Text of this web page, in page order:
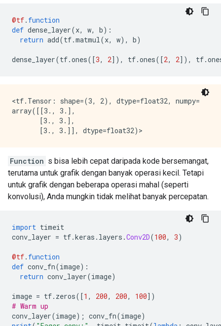
@tf. function
def dense_layer(x, w, b):
return add(tf.matmul(x, w), b)
dense_layer(tf.ones([3, 2]), tf.ones([2, 2]), tf.
<tf.Tensor: shape=(3, 2), dtype=float32, numpy=
array([[3., 3.],
       [3., 3.],
Function s bisa lebih cepat daripada kode bersemangat,
terutama untuk grafik dengan banyak operasi kecil. Tetapi
untuk grafik dengan beberapa operasi mahal (seperti
konvolusi), Anda mungkin tidak melihat banyak percepatan.
import timeit
conv_layer = tf.keras . layers .Conv2D(100, 3)
@tf. function
def conv_fn(image):
return conv_layer(image)
image = tf. zeros([1 , 200, 200, 100])
# Warm up
conv_layer(image); conv_fn(image)